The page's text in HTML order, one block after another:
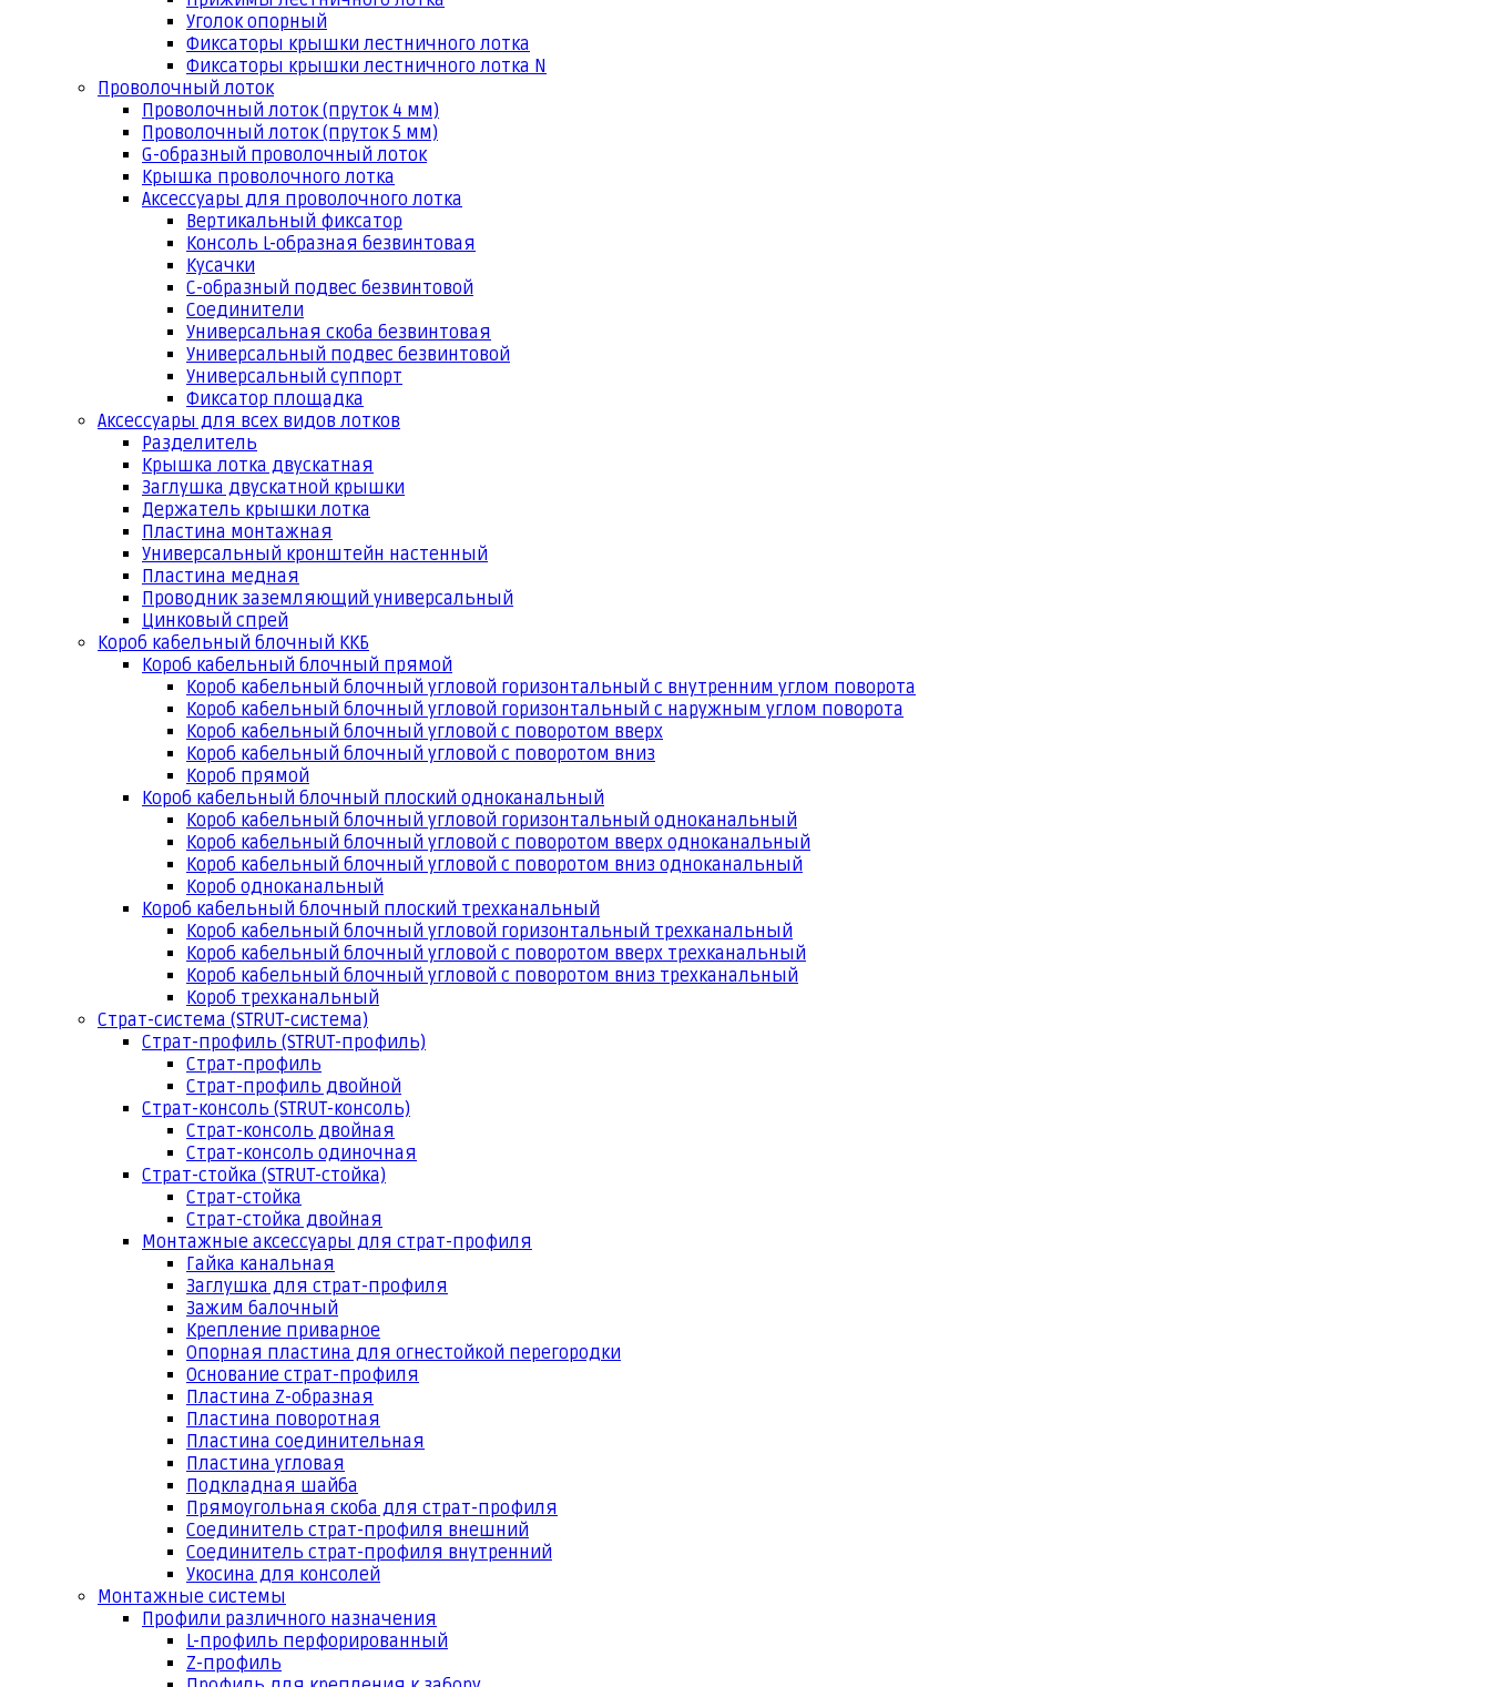
Уголок опорный
Фиксаторы крышки лестничного лотка
Фиксаторы крышки лестничного лотка N
Проволочный лоток
Проволочный лоток (пруток 4 мм)
Проволочный лоток (пруток 5 мм)
G-образный проволочный лоток
Крышка проволочного лотка
Аксессуары для проволочного лотка
Вертикальный фиксатор
Консоль L-образная безвинтовая
Кусачки
С-образный подвес безвинтовой
Соединители
Универсальная скоба безвинтовая
Универсальный подвес безвинтовой
Универсальный суппорт
Фиксатор площадка
Аксессуары для всех видов лотков
Разделитель
Крышка лотка двускатная
Заглушка двускатной крышки
Держатель крышки лотка
Пластина монтажная
Универсальный кронштейн настенный
Пластина медная
Проводник заземляющий универсальный
Цинковый спрей
Короб кабельный блочный ККБ
Короб кабельный блочный прямой
Короб кабельный блочный угловой горизонтальный с внутренним углом поворота
Короб кабельный блочный угловой горизонтальный с наружным углом поворота
Короб кабельный блочный угловой с поворотом вверх
Короб кабельный блочный угловой с поворотом вниз
Короб прямой
Короб кабельный блочный плоский одноканальный
Короб кабельный блочный угловой горизонтальный одноканальный
Короб кабельный блочный угловой с поворотом вверх одноканальный
Короб кабельный блочный угловой с поворотом вниз одноканальный
Короб одноканальный
Короб кабельный блочный плоский трехканальный
Короб кабельный блочный угловой горизонтальный трехканальный
Короб кабельный блочный угловой с поворотом вверх трехканальный
Короб кабельный блочный угловой с поворотом вниз трехканальный
Короб трехканальный
Страт-система (STRUT-система)
Страт-профиль (STRUT-профиль)
Страт-профиль
Страт-профиль двойной
Страт-консоль (STRUT-консоль)
Страт-консоль двойная
Страт-консоль одиночная
Страт-стойка (STRUT-стойка)
Страт-стойка
Страт-стойка двойная
Монтажные аксессуары для страт-профиля
Гайка канальная
Заглушка для страт-профиля
Зажим балочный
Крепление приварное
Опорная пластина для огнестойкой перегородки
Основание страт-профиля
Пластина Z-образная
Пластина поворотная
Пластина соединительная
Пластина угловая
Подкладная шайба
Прямоугольная скоба для страт-профиля
Соединитель страт-профиля внешний
Соединитель страт-профиля внутренний
Укосина для консолей
Монтажные системы
Профили различного назначения
L-профиль перфорированный
Z-профиль